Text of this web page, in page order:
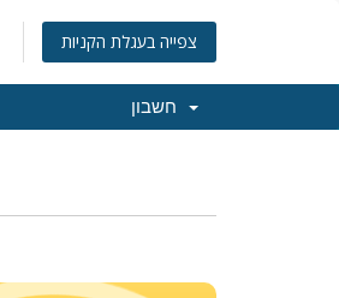
צפייה בעגלת הקניות